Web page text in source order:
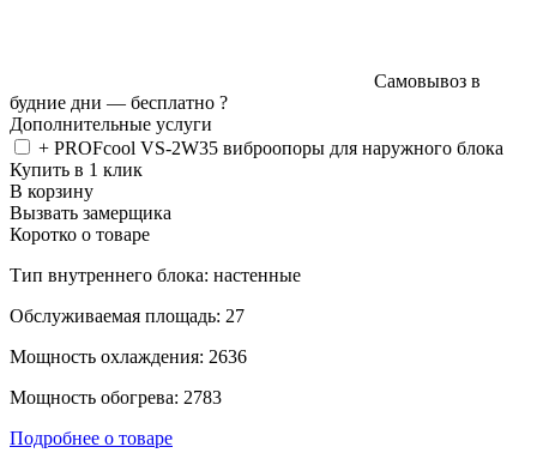
Самовывоз в
будние дни — бесплатно ?
Дополнительные услуги
+ PROFcool VS-2W35 виброопоры для наружного блока
Купить в 1 клик
В корзину
Вызвать замерщика
Коротко о товаре
Тип внутреннего блока: настенные
Обслуживаемая площадь: 27
Мощность охлаждения: 2636
Мощность обогрева: 2783
Подробнее о товаре